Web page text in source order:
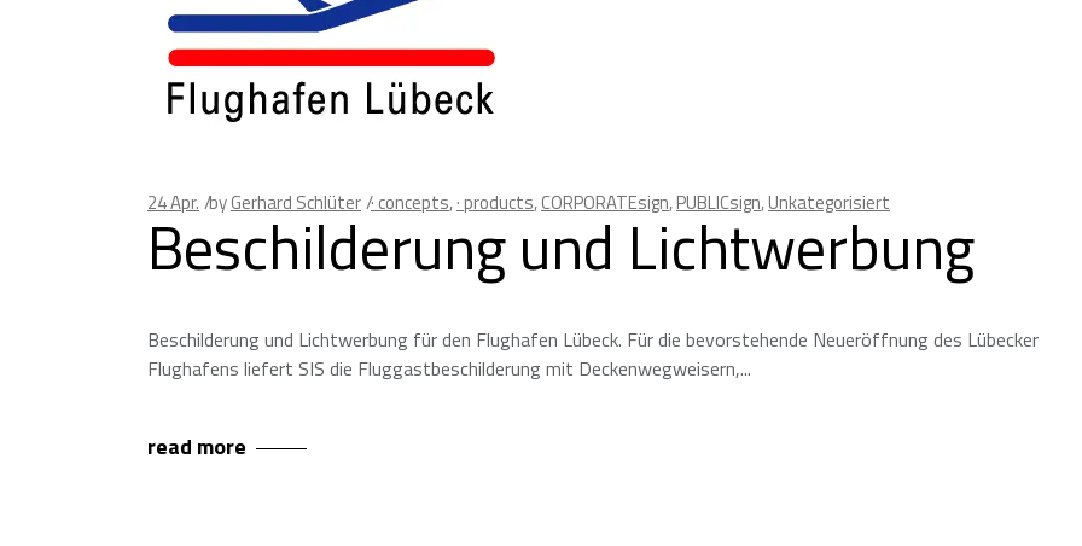
24Apr. byGerhard Schlüter · concepts,· products,CORPORATEsign,PUBLICsign,Unkategorisiert
Beschilderung und Lichtwerbung
Beschilderung und Lichtwerbung für den Flughafen Lübeck. Für die bevorstehende Neueröffnung des Lübecker
Flughafens liefert SIS die Fluggastbeschilderung mit Deckenwegweisern,
read more